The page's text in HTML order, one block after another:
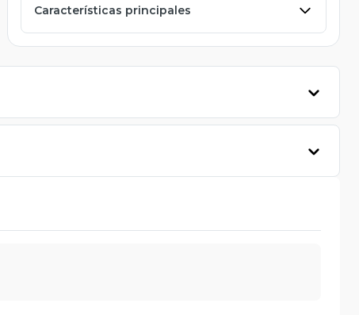
Características principales